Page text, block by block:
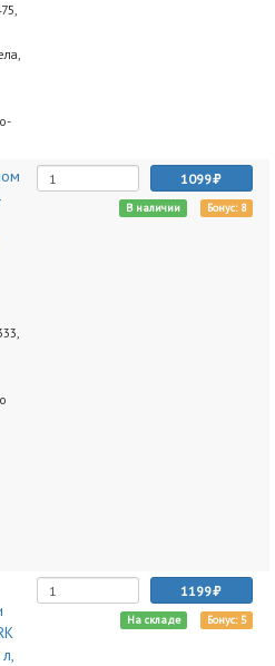
1099
В наличии Бонус: 8
1199
На складе Бонус: 5